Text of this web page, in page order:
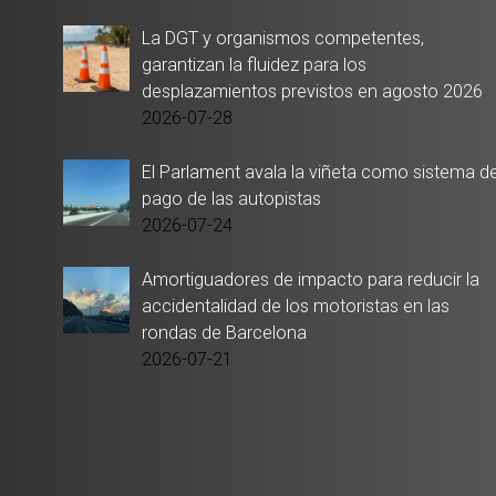
La DGT y organismos competentes,
garantizan la fluidez para los
desplazamientos previstos en agosto 2026
2026-07-28
El Parlament avala la viñeta como sistema
pago de las autopistas
2026-07-24
Amortiguadores de impacto para reducir la
accidentalidad de los motoristas en las
rondas de Barcelona
2026-07-21